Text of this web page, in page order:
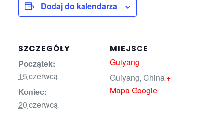
Dodaj do kalendarza
SZCZEGÓŁY
Początek:
15 czerwca
Koniec:
20 czerwca
MIEJSCE
Guiyang
Guiyang, China +
Mapa Google